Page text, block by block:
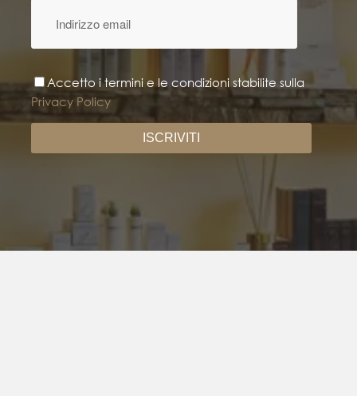
Accetto i termini e le condizioni stabilite sulla
Privacy Policy